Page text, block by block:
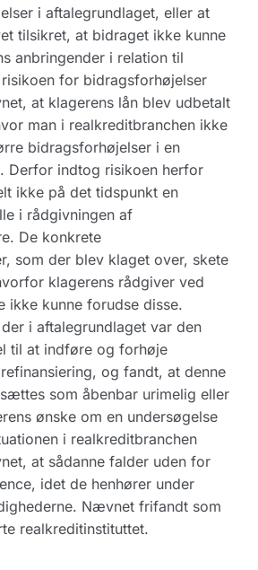
i aftalegrundlaget, eller at
tilsikret, at bidraget ikke kunne
anbringender i relation til
for bidragsforhøjelser
at klagerens lån blev udbetalt
man i realkreditbranchen ikke
bidragsforhøjelser i en
indtog risikoen herfor
ikke på det tidspunkt en
i rådgivningen af
De konkrete
som der blev klaget over, skete
klagerens rådgiver ved
ikke kunne forudse disse.
i aftalegrundlaget var den
til at indføre og forhøje
og fandt, at denne
som åbenbar urimelig eller
ønske om en undersøgelse
i realkreditbranchen
at sådanne falder uden for
idet de henhører under
Nævnet frifandt som
realkreditinstituttet.